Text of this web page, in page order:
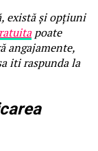
există și opțiuni
poate
angajamente,
iti raspunda la